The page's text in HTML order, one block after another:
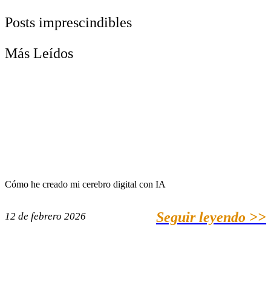
Posts imprescindibles
Más Leídos
Cómo he creado mi cerebro digital con IA
12 de febrero 2026 Seguir leyendo >>